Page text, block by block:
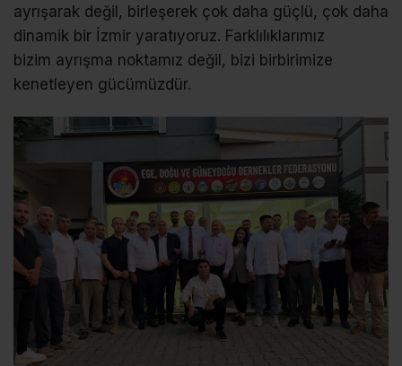
ayrışarak değil, birleşerek çok daha güçlü, çok daha
dinamik bir İzmir yaratıyoruz. Farklılıklarımız
bizim ayrışma noktamız değil, bizi birbirimize
kenetleyen gücümüzdür.